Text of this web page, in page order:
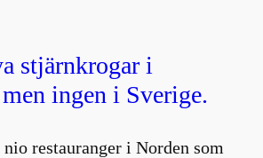
stjärnkrogar i
ingen i Sverige.
restauranger i Norden som